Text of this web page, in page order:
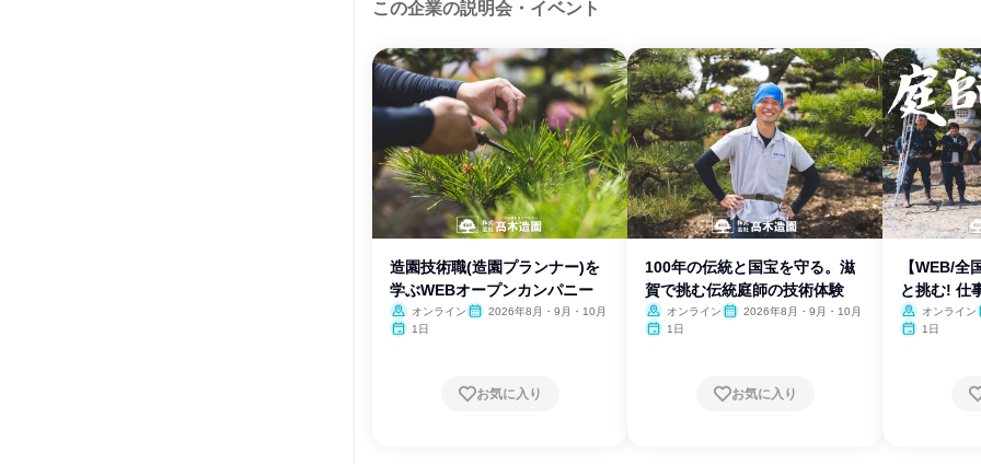
この企業の説明会・イベント
造園技術職(造園プランナー)を
学ぶWEBオープンカンパニー
オンライン
2026年8月・9月・10月
1日
お気に入り
100年の伝統と国宝を守る。滋
賀で挑む伝統庭師の技術体験
オンライン
2026年8月・9月・10月
1日
お気に入り
【WEB/全
と挑む! 仕
オンライン
1日